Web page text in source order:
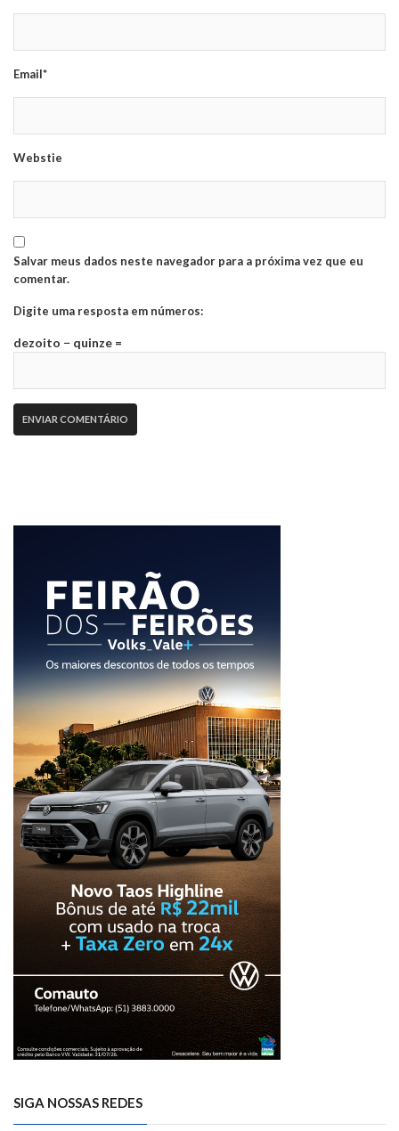
Email*
Webstie
Salvar meus dados neste navegador para a próxima vez que eu
comentar.
Digite uma resposta em números:
dezoito − quinze =
SIGA NOSSAS REDES